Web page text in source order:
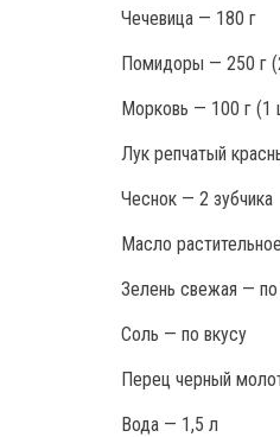
Чечевица — 180 г
Помидоры — 250 г
Морковь — 100 г (1
Лук репчатый
Чеснок — 2 зубчика
Масло
Зелень свежая — по
Соль — по вкусу
Перец черный
Вода — 1,5 л